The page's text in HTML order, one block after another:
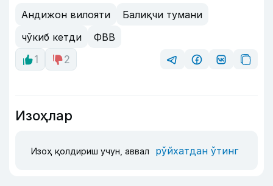
Андижон вилояти
Балиқчи тумани
чўкиб кетди
ФВВ
1
2
Изоҳлар
Изоҳ қолдириш учун, аввал рўйхатдан ўтинг